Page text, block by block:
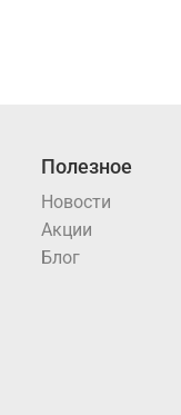
Полезное
Новости
Акции
Блог